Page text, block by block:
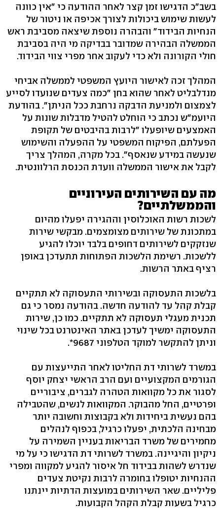
בשב"כ הדגישו זמן קצר לאחר ההודעה כי "אין כוונה
לעשות שימוש ביכולות לצורך אכיפה או ניטור של
הנחיות הבידוד" והבהרה נוספת שיצאה מסביבת ראש
הממשלה הבהירה שמדובר בבדיקה מי היה בסביבת
חולי הקורונה ולא כדי לעקוב אחר מפרי צווי הבידוד.
המהלך זכה לאישור היועץ המשפטי לממשלה אביחי
מנדלבליט לאחר שהוא בחן "כמה צעדים שנועדו לסייע
לצמצום ולמניעת הדבקה נרחבת ככל הניתן". בהודעת
היועמ"ש נכתב כי הוחלט להטיל מדבלות שונות על
האמצעים שיופעלו "לרבות בהיבטים של תקופת
הפעלתם, הפיקוח המשפטי על ההפעלה והשימוש
שנעשה במידע שנאסף". בכל מקרה, המהלך צריך
לקבל את אישור הממשלה וועדת הכנסת הרלוונטית.
מה עם השירותים העירוניים
והממשלתיים?
לשכות רשות האוכלוסין וההגירה יפעלו מהיום
במתכונת של שירותים מצומצמים. מבקשי שירות
שנזקקים לשירותים דחופים בלבד יוכלו להגיע
ללשכות. רשימת הלשכות הפתוחות תתעדכן באופן
רציף באתר הרשות.
בלשכות התעסוקה ובשירותי התעסוקה לא תתקיים
קבלת קהל עד להודעה חדשה. בהודעה נמסר כי גם
תכנית מעגלי תעסוקה לא תתקיים. כמו כן, שירות
התעסוקה ימשיך לעדכן באתר האינטרנט בכל שינוי
וניתן להתקשר למוקד הטלפוני 9687*.
במשרד לשרותי דת החליטו לאחר התייעצות עם
הגורמים המקצועיים ועם הרב הראשי יצחק יוסף
לסגור את כל מקוואות הטהרה לגברים, ציבוריים
ופרטיים, החל מהבוקר. המקוואות לנשים, שהטבילה
בהם נעשית ביחידות ולא בקבוצות וחשובה יותר
מבחינה הלכתית, יפעלו כרגיל, בכפוף לנהלים
מחמירים של משרד הבריאות בעניין השמירה על
ניקיון והיגיינה. במשרד לשרותי דת הדגישו כי על מי
שנדרש לשהות בבידוד חל איסור להגיע למקווה ומפרי
ההנחיות יטופלו בחומרה לרבות נקיטת צעדים
פליליים. שאר השירותים במועצות הדתיות יינתנו
כרגיל בשעות קבלת הקהל הקבועות.